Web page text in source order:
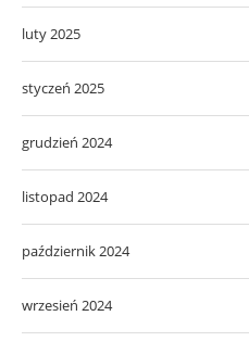
luty 2025
styczeń 2025
grudzień 2024
listopad 2024
październik 2024
wrzesień 2024